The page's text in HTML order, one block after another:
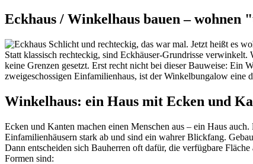
Eckhaus / Winkelhaus bauen – wohnen
Schlicht und rechteckig, das war mal. Jetzt heißt es
Statt klassisch rechteckig, sind Eckhäuser-Grundrisse
keine Grenzen gesetzt. Erst recht nicht bei dieser Bauweise: Ein
zweigeschossigen Einfamilienhaus, ist der Winkelbungalow eine
Winkelhaus: ein Haus mit Ecken und
Ecken und Kanten machen einen Menschen aus – ein Haus
Einfamilienhäusern stark ab und sind ein wahrer Blickfang.
Dann entscheiden sich Bauherren oft dafür, die verfügbare
Formen sind: